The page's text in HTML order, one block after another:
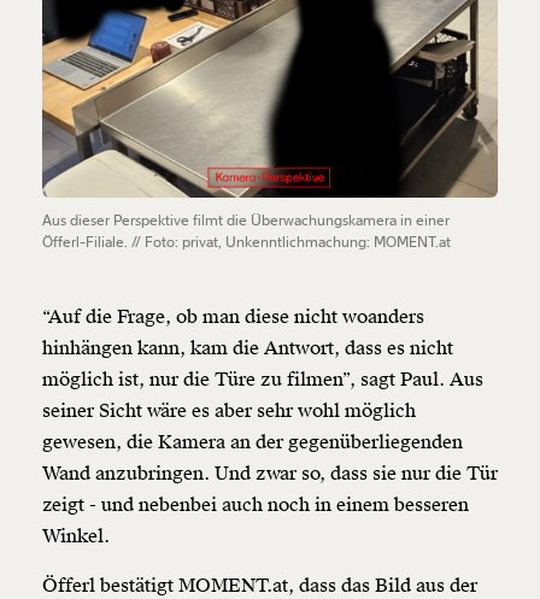
Aus dieser Perspektive filmt die Überwachungskamera in einer
Öfferl-Filiale. // Foto: privat, Unkenntlichmachung: MOMENT.at
“Auf die Frage, ob man diese nicht woanders
hinhängen kann, kam die Antwort, dass es nicht
möglich ist, nur die Türe zu filmen”, sagt Paul. Aus
seiner Sicht wäre es aber sehr wohl möglich
gewesen, die Kamera an der gegenüberliegenden
Wand anzubringen. Und zwar so, dass sie nur die Tür
zeigt - und nebenbei auch noch in einem besseren
Winkel.
Öfferl bestätigt MOMENT.at, dass das Bild aus der